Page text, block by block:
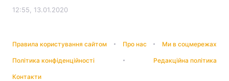
12:55, 13.01.2020
Правила користування сайтом Про нас Ми в соцмережах
Політика конфіденційності Редакційна політика
Контакти